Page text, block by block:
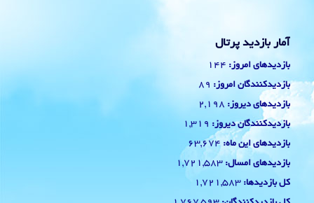
آمار بازدید پرتال
بازدیدهای امروز: 144
بازدیدکنندگان امروز: 89
بازدیدهای دیروز: 2,198
بازدیدکنندگان دیروز: 1,319
بازدیدهای این ماه: 63,674
بازدیدهای امسال: 1,721,583
کل بازدیدها: 1,721,583